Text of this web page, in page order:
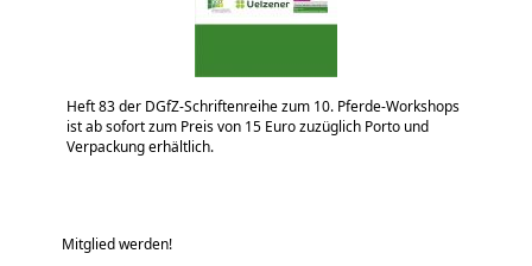
Heft 83 der DGfZ-Schriftenreihe zum 10. Pferde-Workshops
ist ab sofort zum Preis von 15 Euro zuzüglich Porto und
Verpackung erhältlich.
Mitglied werden!